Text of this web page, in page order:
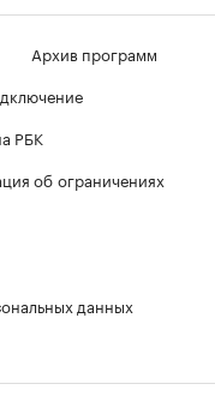
Архив программ
РБК
об ограничениях
данных